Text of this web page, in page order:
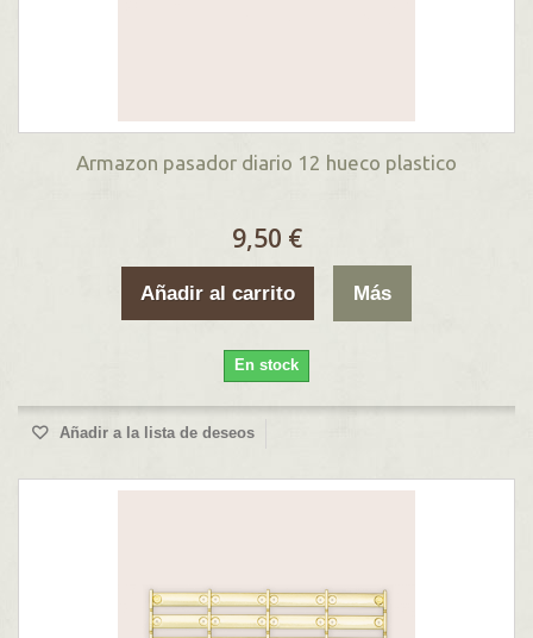
Armazon pasador diario 12 hueco plastico
9,50 €
Añadir al carrito Más
En stock
Añadir a la lista de deseos